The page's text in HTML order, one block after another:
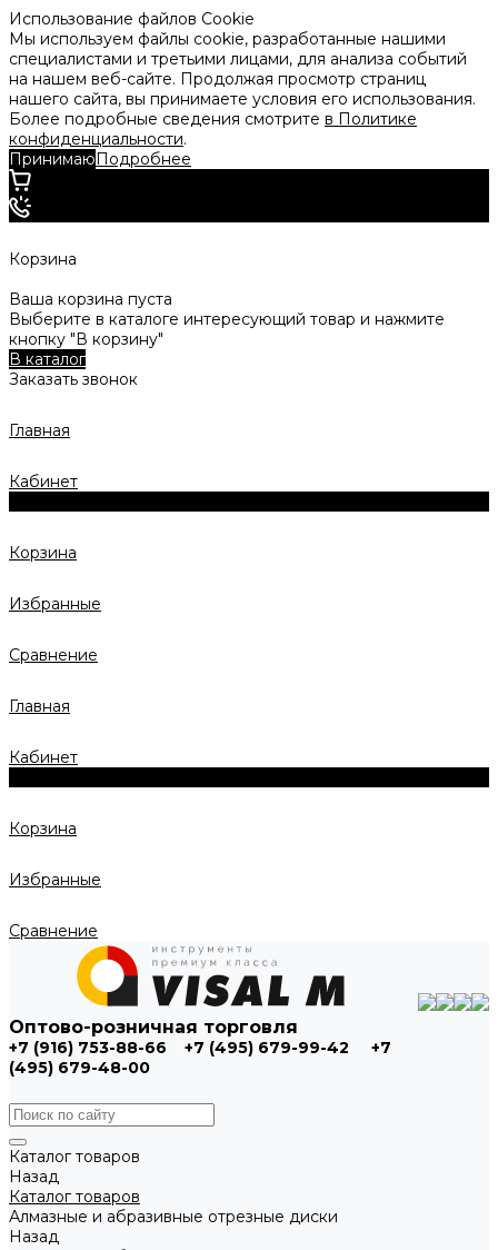
Использование файлов Cookie
Мы используем файлы cookie, разработанные нашими
специалистами и третьими лицами, для анализа событий
на нашем веб-сайте. Продолжая просмотр страниц
нашего сайта, вы принимаете условия его использования.
Более подробные сведения смотрите в Политике
конфиденциальности.
ПринимаюПодробнее
Корзина
Ваша корзина пуста
Выберите в каталоге интересующий товар и нажмите
кнопку "В корзину"
В каталог
Заказать звонок
Главная
Кабинет
Корзина
Избранные
Сравнение
Главная
Кабинет
Корзина
Избранные
Сравнение
Оптово-розничная торговля
+7 (916) 753-88-66 +7 (495) 679-99-42
+7
(495) 679-48-00
Каталог товаров
Назад
Каталог товаров
Алмазные и абразивные отрезные диски
Назад